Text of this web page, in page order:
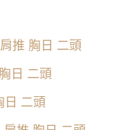
推 胸日 二頭
日 二頭
日 二頭